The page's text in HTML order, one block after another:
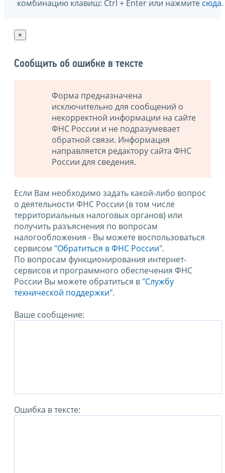
комбинацию клавиш: Ctrl + Enter или нажмите сюда.
×
Сообщить об ошибке в тексте
Форма предназначена
исключительно для сообщений о
некорректной информации на сайте
ФНС России и не подразумевает
обратной связи. Информация
направляется редактору сайта ФНС
России для сведения.
Если Вам необходимо задать какой-либо вопрос
о деятельности ФНС России (в том числе
территориальных налоговых органов) или
получить разъяснения по вопросам
налогообложения - Вы можете воспользоваться
сервисом "Обратиться в ФНС России".
По вопросам функционирования интернет-
сервисов и программного обеспечения ФНС
России Вы можете обратиться в "Службу
технической поддержки".
Ваше сообщение:
Ошибка в тексте: